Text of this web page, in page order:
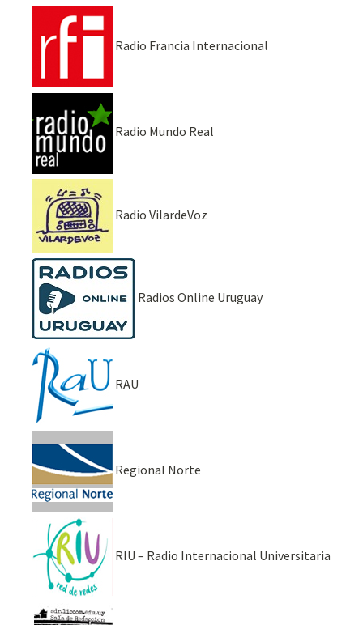
Radio Francia Internacional
Radio Mundo Real
Radio VilardeVoz
Radios Online Uruguay
RAU
Regional Norte
RIU – Radio Internacional Universitaria